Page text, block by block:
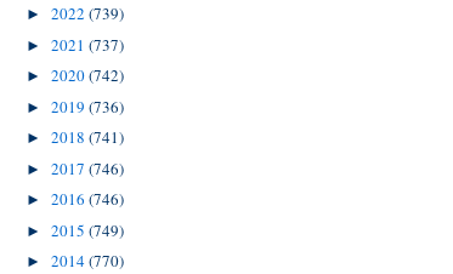
► 2022 (739)
► 2021 (737)
► 2020(742)
► 2019 (736)
► 2018 (741)
► 2017 (746)
► 2016 (746)
► 2015 (749)
► 2014(770)